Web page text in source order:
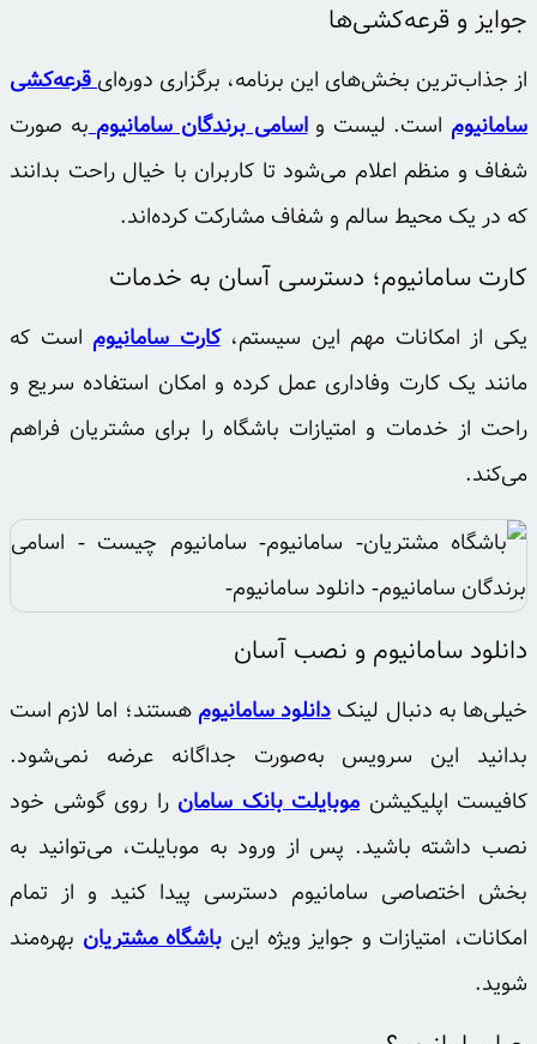
جوایز و قرعه‌کشی‌ها
از جذاب‌ترین بخش‌های این برنامه، برگزاری دوره‌ای قرعه‌کشی
سامانیوم است. لیست واسامی برندگان سامانیوم به صورت
شفاف و منظم اعلام می‌شود تا کاربران با خیال راحت بدانند
که در یک محیط سالم و شفاف مشارکت کرده‌اند.
کارت سامانیوم؛ دسترسی آسان به خدمات
یکی از امکانات مهم این سیستم،کارت سامانیوم است که
مانند یک کارت وفاداری عمل کرده و امکان استفاده سریع و
راحت از خدمات و امتیازات باشگاه را برای مشتریان فراهم
می‌کند.
دانلود سامانیوم و نصب آسان
خیلی‌ها به دنبال لینکدانلود سامانیوم هستند؛ اما لازم است
بدانید این سرویس به‌صورت جداگانه عرضه نمی‌شود.
کافیست اپلیکیشن موبایلت بانک سامان را روی گوشی خود
نصب داشته باشید. پس از ورود به موبایلت، می‌توانید به
بخش اختصاصی سامانیوم دسترسی پیدا کنید و از تمام
امکانات، امتیازات و جوایز ویژه اینباشگاه مشتریان بهره‌مند
شوید.